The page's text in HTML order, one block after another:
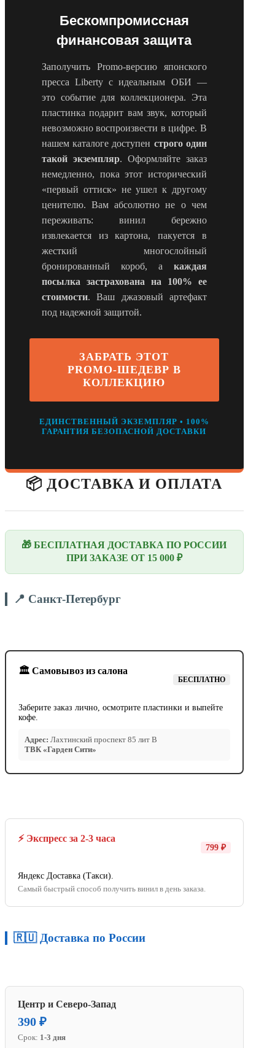
Бескомпромиссная
финансовая защита
Заполучить Promo-версию японского
пресса Liberty с идеальным ОБИ —
это событие для коллекционера. Эта
пластинка подарит вам звук, который
невозможно воспроизвести в цифре. В
нашем каталоге доступен строго один
такой экземпляр. Оформляйте заказ
немедленно, пока этот исторический
«первый оттиск» не ушел к другому
ценителю. Вам абсолютно не о чем
переживать: винил бережно
извлекается из картона, пакуется в
жесткий многослойный
бронированный короб, а каждая
посылка застрахована на 100% ее
стоимости. Ваш джазовый артефакт
под надежной защитой.
ЗАБРАТЬ ЭТОТ
PROMO-ШЕДЕВР В
КОЛЛЕКЦИЮ
ЕДИНСТВЕННЫЙ ЭКЗЕМПЛЯР • 100%
ГАРАНТИЯ БЕЗОПАСНОЙ ДОСТАВКИ
📦 ДОСТАВКА И ОПЛАТА
🎁 БЕСПЛАТНАЯ ДОСТАВКА ПО РОССИИ
ПРИ ЗАКАЗЕ ОТ 15 000 ₽
📍 Санкт-Петербург
🏛️ Самовывоз из салона
БЕСПЛАТНО
Заберите заказ лично, осмотрите пластинки и выпейте
кофе.
Адрес: Лахтинский проспект 85 лит В
ТВК «Гарден Сити»
⚡ Экспресс за 2-3 часа
799 ₽
Яндекс Доставка (Такси).
Самый быстрый способ получить винил в день заказа.
🇷🇺 Доставка по России
Центр и Северо-Запад
390 ₽
Срок: 1-3 дня